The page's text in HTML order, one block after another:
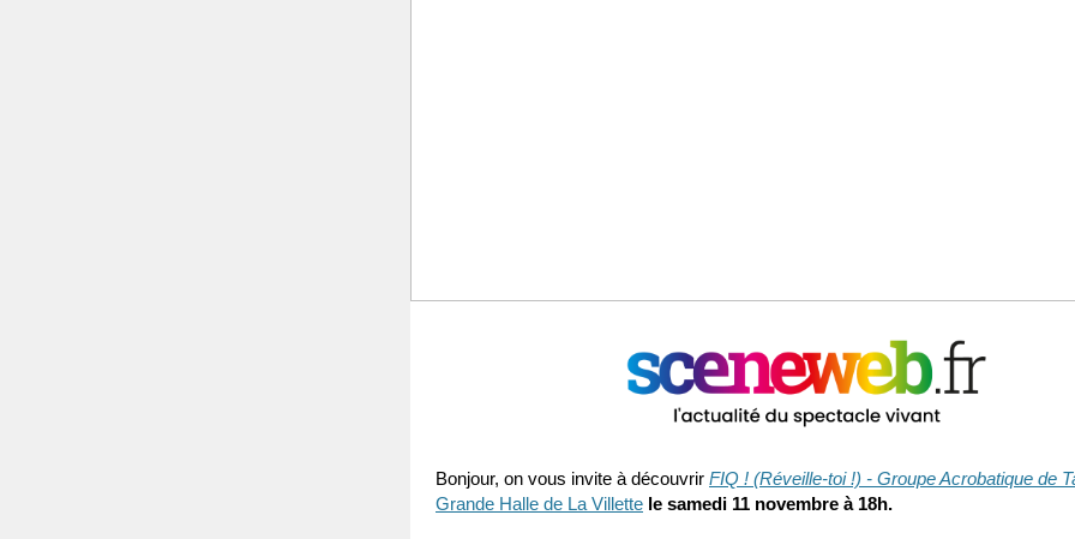
Bonjour, on vous invite à découvrir FIQ ! (Réveille-toi !) - Groupe Acrobatique de
Grande Halle de La Villette le samedi 11 novembre à 18h.